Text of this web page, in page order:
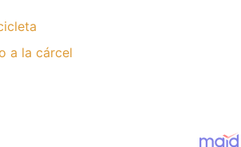
a la cárcel